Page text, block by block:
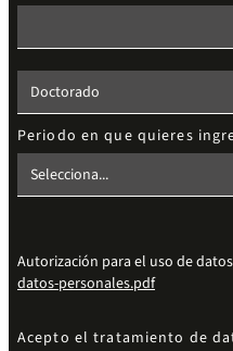
Elige el nivel de estudios
Periodo en que quieres
Autorización para el uso de
datos-personales.pdf
Acepto el tratamiento de